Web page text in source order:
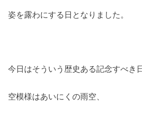
姿を露わにする日となりました。
今日はそういう歴史ある記念すべき
空模様はあいにくの雨空、